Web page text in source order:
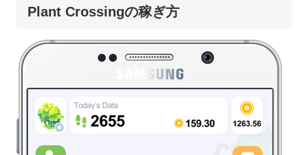
Plant Crossingの稼ぎ方